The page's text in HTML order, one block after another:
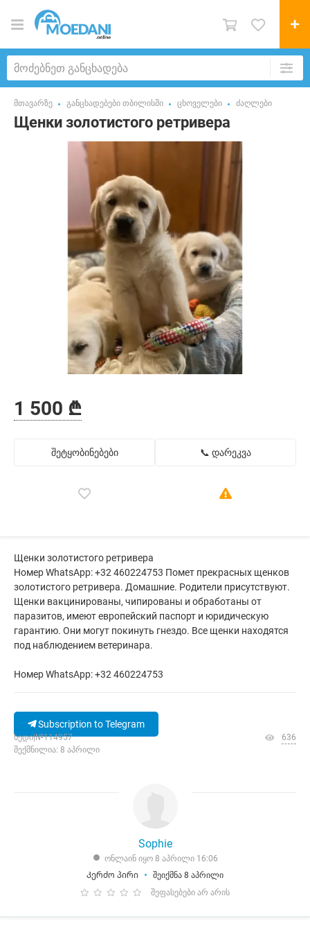
მთავარზე განცხადებები თბილისში ცხოველები ძაღლები
Щенки золотистого ретривера
1 500 ₾
შეტყობინებები 📞 დარეკვა
Щенки золотистого ретривера
Номер WhatsApp: +32 460224753 Помет прекрасных щенков
золотистого ретривера. Домашние. Родители присутствуют.
Щенки вакцинированы, чипированы и обработаны от
паразитов, имеют европейский паспорт и юридическую
гарантию. Они могут покинуть гнездо. Все щенки находятся
под наблюдением ветеринара.
Номер WhatsApp: +32 460224753
Subscription to Telegram
ხედი|№114957
შექმნილია: 8 აპრილი
636
Sophie
ონლაინ იყო 8 აპრილი 16:06
Კერძო პირი
შეიქმნა 8 აპრილი
შეფასებები არ არის